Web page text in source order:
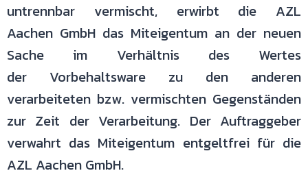
untrennbar vermischt, erwirbt die AZL
Aachen GmbH das Miteigentum an der neuen
Sache im Verhältnis des Wertes
der Vorbehaltsware zu den anderen
verarbeiteten bzw. vermischten Gegenständen
zur Zeit der Verarbeitung. Der Auftraggeber
verwahrt das Miteigentum entgeltfrei für die
AZL Aachen GmbH.